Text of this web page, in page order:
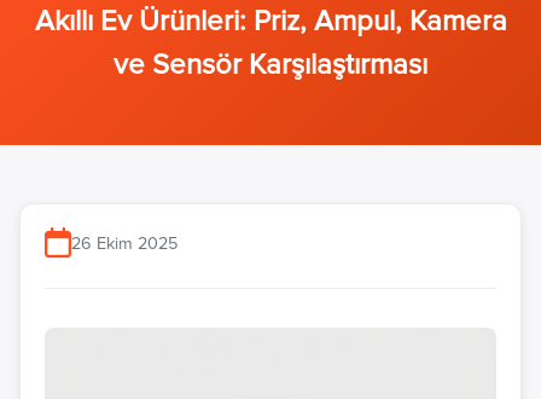
Akıllı Ev Ürünleri: Priz, Ampul, Kamera
ve Sensör Karşılaştırması
26 Ekim 2025